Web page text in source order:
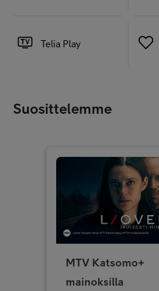
Telia Play
Suosittelemme
MTV Katsomo+
mainoksilla